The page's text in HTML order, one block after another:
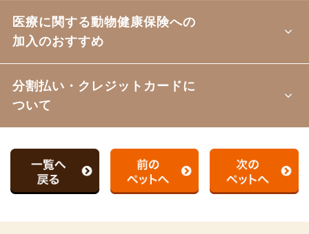
医療に関する動物健康保険への
加入のおすすめ
分割払い・クレジットカードに
ついて